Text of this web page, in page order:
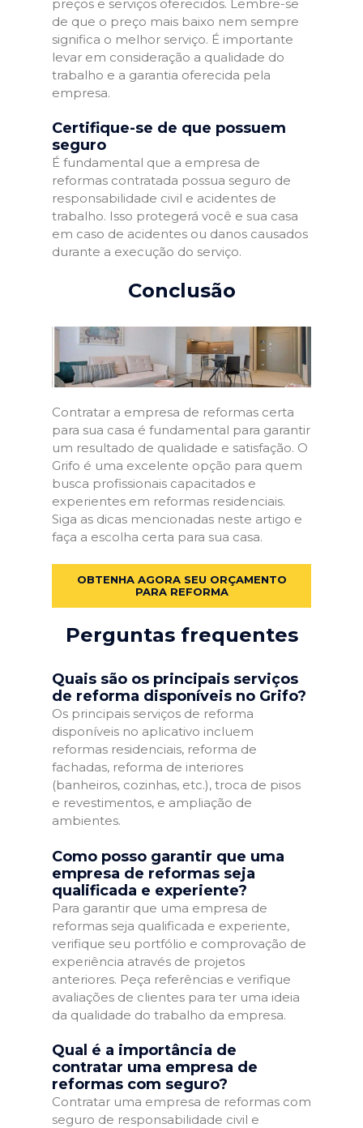
preços e serviços oferecidos. Lembre-se
de que o preço mais baixo nem sempre
significa o melhor serviço. É importante
levar em consideração a qualidade do
trabalho e a garantia oferecida pela
empresa.
Certifique-se de que possuem
seguro
É fundamental que a empresa de
reformas contratada possua seguro de
responsabilidade civil e acidentes de
trabalho. Isso protegerá você e sua casa
em caso de acidentes ou danos causados
durante a execução do serviço.
Conclusão
Contratar a empresa de reformas certa
para sua casa é fundamental para garantir
um resultado de qualidade e satisfação. O
Grifo é uma excelente opção para quem
busca profissionais capacitados e
experientes em reformas residenciais.
Siga as dicas mencionadas neste artigo e
faça a escolha certa para sua casa.
OBTENHA AGORA SEU ORÇAMENTO
PARA REFORMA
Perguntas frequentes
Quais são os principais serviços
de reforma disponíveis no Grifo?
Os principais serviços de reforma
disponíveis no aplicativo incluem
reformas residenciais, reforma de
fachadas, reforma de interiores
(banheiros, cozinhas, etc.), troca de pisos
e revestimentos, e ampliação de
ambientes.
Como posso garantir que uma
empresa de reformas seja
qualificada e experiente?
Para garantir que uma empresa de
reformas seja qualificada e experiente,
verifique seu portfólio e comprovação de
experiência através de projetos
anteriores. Peça referências e verifique
avaliações de clientes para ter uma ideia
da qualidade do trabalho da empresa.
Qual é a importância de
contratar uma empresa de
reformas com seguro?
Contratar uma empresa de reformas com
seguro de responsabilidade civil e